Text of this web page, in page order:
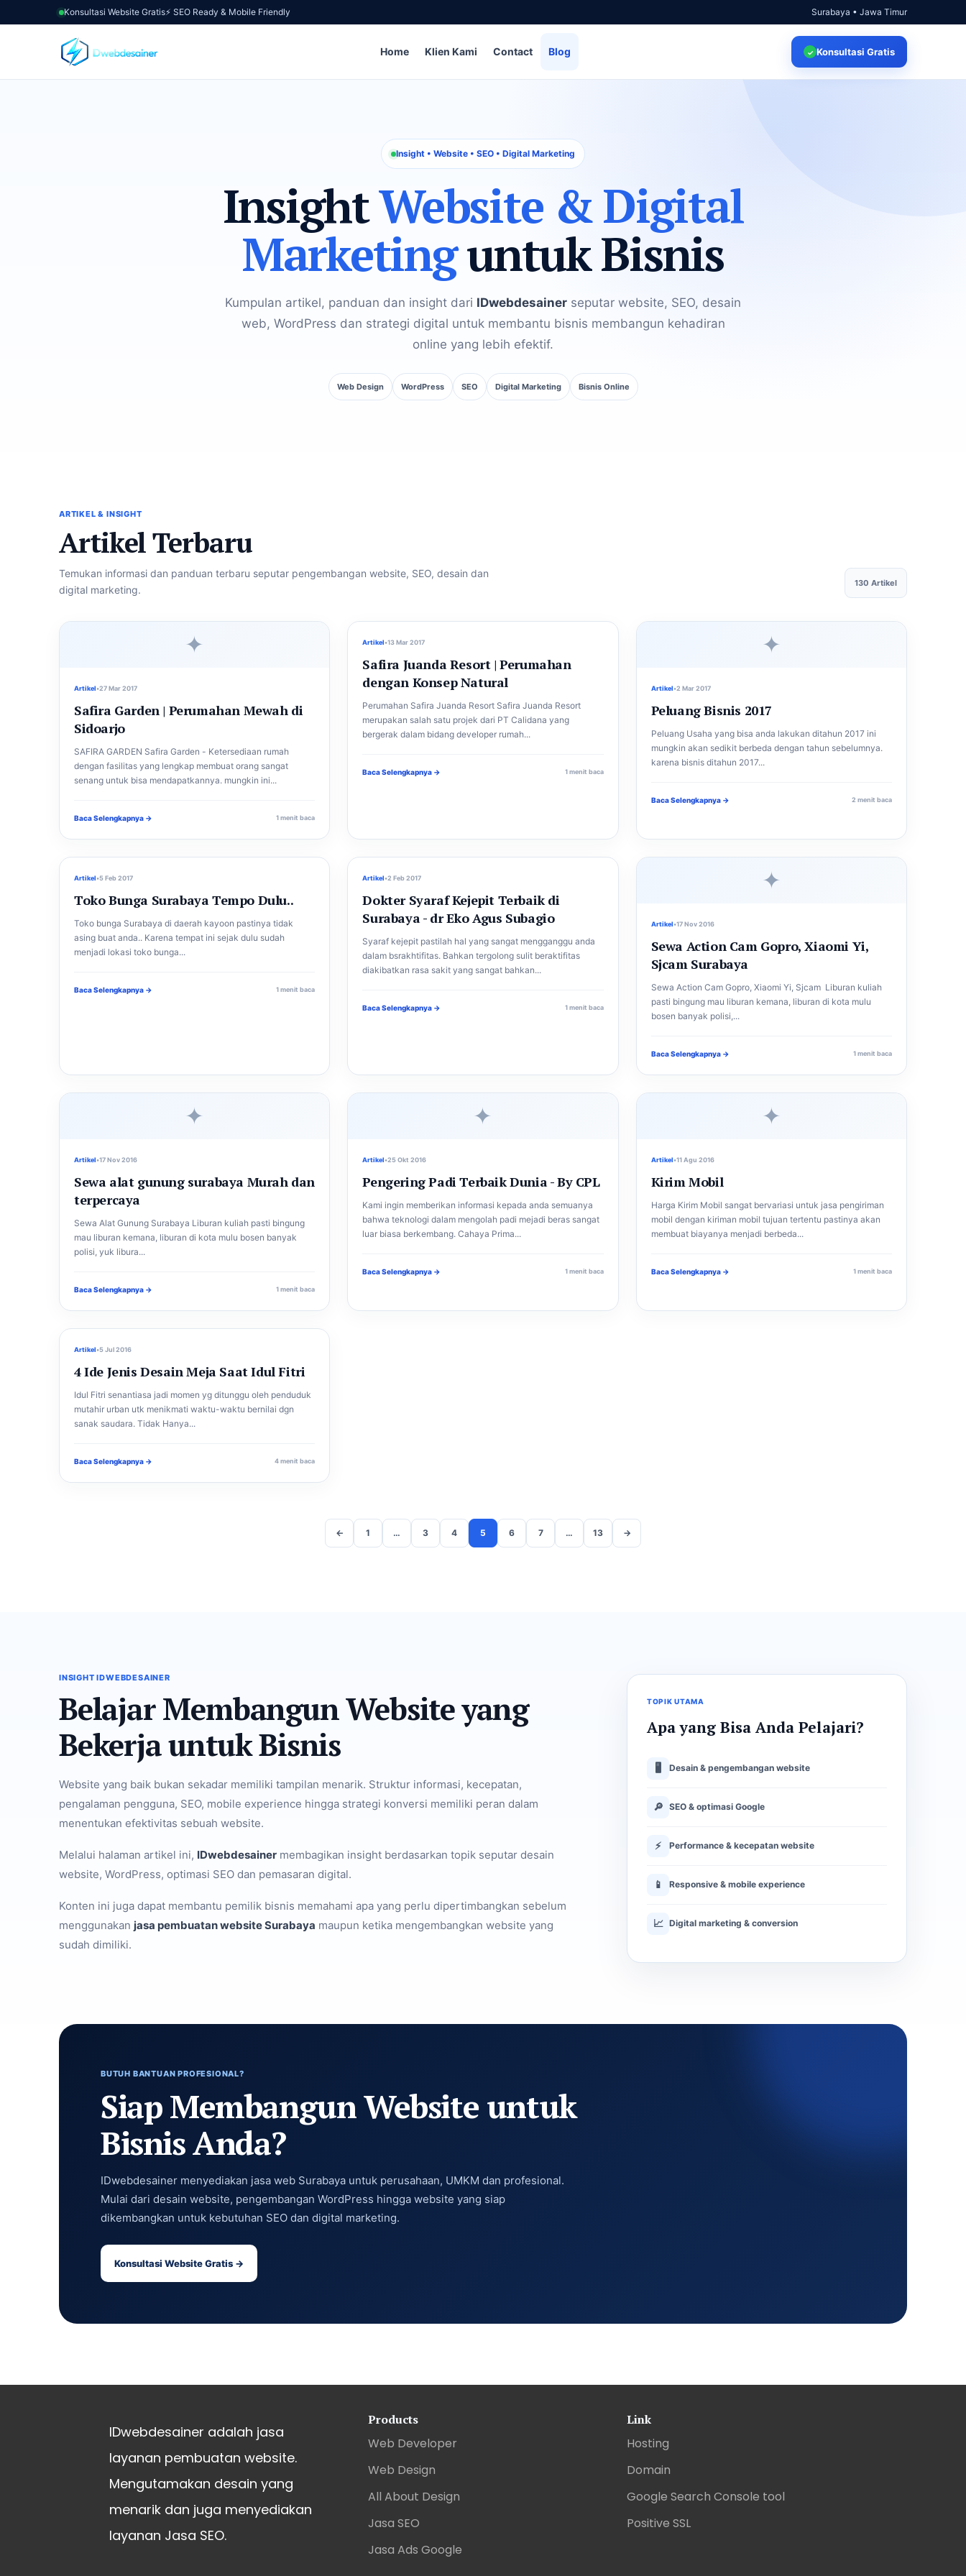
Konsultasi Website Gratis⚡ SEO Ready & Mobile Friendly Surabaya • Jawa Timur
Home Klien Kami Contact Blog ✓ Konsultasi Gratis
Insight • Website • SEO • Digital Marketing
InsightWebsite & Digital
Marketinguntuk Bisnis
Kumpulan artikel, panduan dan insight dari IDwebdesainer seputar website, SEO, desain
web, WordPress dan strategi digital untuk membantu bisnis membangun kehadiran
online yang lebih efektif.
Web Design WordPress SEO Digital Marketing Bisnis Online
ARTIKEL & INSIGHT
Artikel Terbaru
Temukan informasi dan panduan terbaru seputar pengembangan website, SEO, desain dan
digital marketing.
130 Artikel
✦
Artikel•27 Mar 2017
Safira Garden | Perumahan Mewah di
Sidoarjo
SAFIRA GARDEN Safira Garden - Ketersediaan rumah
dengan fasilitas yang lengkap membuat orang sangat
senang untuk bisa mendapatkannya. mungkin ini...
Baca Selengkapnya → 1 menit baca
Artikel•13 Mar 2017
Safira Juanda Resort | Perumahan
dengan Konsep Natural
Perumahan Safira Juanda Resort Safira Juanda Resort
merupakan salah satu projek dari PT Calidana yang
bergerak dalam bidang developer rumah...
Baca Selengkapnya → 1 menit baca
✦
Artikel•2 Mar 2017
Peluang Bisnis 2017
Peluang Usaha yang bisa anda lakukan ditahun 2017 ini
mungkin akan sedikit berbeda dengan tahun sebelumnya.
karena bisnis ditahun 2017...
Baca Selengkapnya → 2 menit baca
Artikel•5 Feb 2017
Toko Bunga Surabaya Tempo Dulu..
Toko bunga Surabaya di daerah kayoon pastinya tidak
asing buat anda.. Karena tempat ini sejak dulu sudah
menjadi lokasi toko bunga...
Baca Selengkapnya → 1 menit baca
Artikel•2 Feb 2017
Dokter Syaraf Kejepit Terbaik di
Surabaya - dr Eko Agus Subagio
Syaraf kejepit pastilah hal yang sangat mengganggu anda
dalam bsrakhtifitas. Bahkan tergolong sulit beraktifitas
diakibatkan rasa sakit yang sangat bahkan...
Baca Selengkapnya → 1 menit baca
✦
Artikel•17 Nov 2016
Sewa Action Cam Gopro, Xiaomi Yi,
Sjcam Surabaya
Sewa Action Cam Gopro, Xiaomi Yi, Sjcam Liburan kuliah
pasti bingung mau liburan kemana, liburan di kota mulu
bosen banyak polisi,...
Baca Selengkapnya → 1 menit baca
✦
Artikel•17 Nov 2016
Sewa alat gunung surabaya Murah dan
terpercaya
Sewa Alat Gunung Surabaya Liburan kuliah pasti bingung
mau liburan kemana, liburan di kota mulu bosen banyak
polisi, yuk libura...
Baca Selengkapnya → 1 menit baca
✦
Artikel•25 Okt 2016
Pengering Padi Terbaik Dunia - By CPL
Kami ingin memberikan informasi kepada anda semuanya
bahwa teknologi dalam mengolah padi mejadi beras sangat
luar biasa berkembang. Cahaya Prima...
Baca Selengkapnya → 1 menit baca
✦
Artikel•11 Agu 2016
Kirim Mobil
Harga Kirim Mobil sangat bervariasi untuk jasa pengiriman
mobil dengan kiriman mobil tujuan tertentu pastinya akan
membuat biayanya menjadi berbeda...
Baca Selengkapnya → 1 menit baca
Artikel•5 Jul 2016
4 Ide Jenis Desain Meja Saat Idul Fitri
Idul Fitri senantiasa jadi momen yg ditunggu oleh penduduk
mutahir urban utk menikmati waktu-waktu bernilai dgn
sanak saudara. Tidak Hanya...
Baca Selengkapnya → 4 menit baca
← 1 … 3 4 5 6 7 … 13 →
INSIGHT IDWEBDESAINER
Belajar Membangun Website yang
Bekerja untuk Bisnis
Website yang baik bukan sekadar memiliki tampilan menarik. Struktur informasi, kecepatan,
pengalaman pengguna, SEO, mobile experience hingga strategi konversi memiliki peran dalam
menentukan efektivitas sebuah website.
Melalui halaman artikel ini, IDwebdesainer membagikan insight berdasarkan topik seputar desain
website, WordPress, optimasi SEO dan pemasaran digital.
Konten ini juga dapat membantu pemilik bisnis memahami apa yang perlu dipertimbangkan sebelum
menggunakan jasa pembuatan website Surabaya maupun ketika mengembangkan website yang
sudah dimiliki.
TOPIK UTAMA
Apa yang Bisa Anda Pelajari?
🖥 Desain & pengembangan website
🔎 SEO & optimasi Google
⚡ Performance & kecepatan website
📱 Responsive & mobile experience
📈 Digital marketing & conversion
BUTUH BANTUAN PROFESIONAL?
Siap Membangun Website untuk
Bisnis Anda?
IDwebdesainer menyediakan jasa web Surabaya untuk perusahaan, UMKM dan profesional.
Mulai dari desain website, pengembangan WordPress hingga website yang siap
dikembangkan untuk kebutuhan SEO dan digital marketing.
Konsultasi Website Gratis →
IDwebdesainer adalah jasa
layanan pembuatan website.
Mengutamakan desain yang
menarik dan juga menyediakan
layanan Jasa SEO.
Products
Web Developer
Web Design
All About Design
Jasa SEO
Jasa Ads Google
Link
Hosting
Domain
Google Search Console tool
Positive SSL